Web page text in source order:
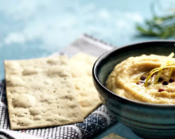
Durata
10 min
Difficoltà
Facile
Persone
4